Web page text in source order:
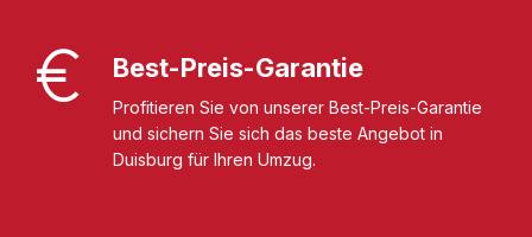
Best-Preis-Garantie
Profitieren Sie von unserer Best-Preis-Garantie
und sichern Sie sich das beste Angebot in
Duisburg für Ihren Umzug.